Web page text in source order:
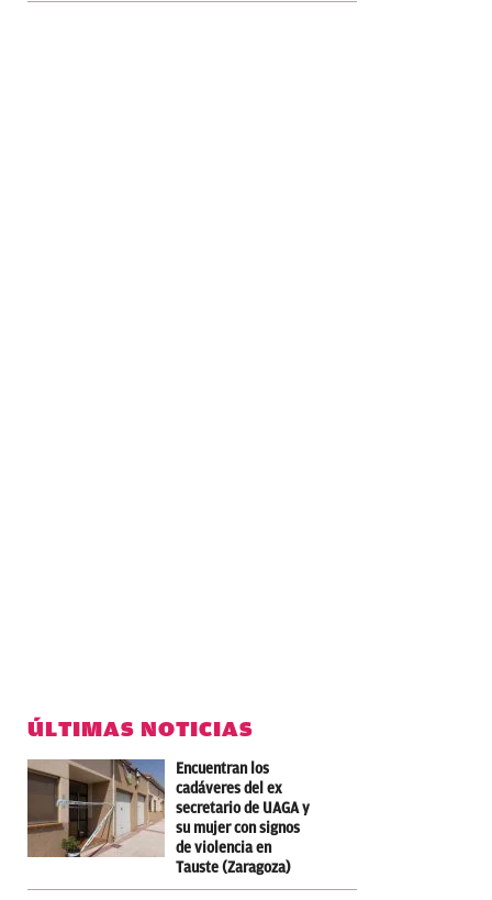
ÚLTIMAS NOTICIAS
Encuentran los
cadáveres del ex
secretario de UAGA y
su mujer con signos
de violencia en
Tauste (Zaragoza)